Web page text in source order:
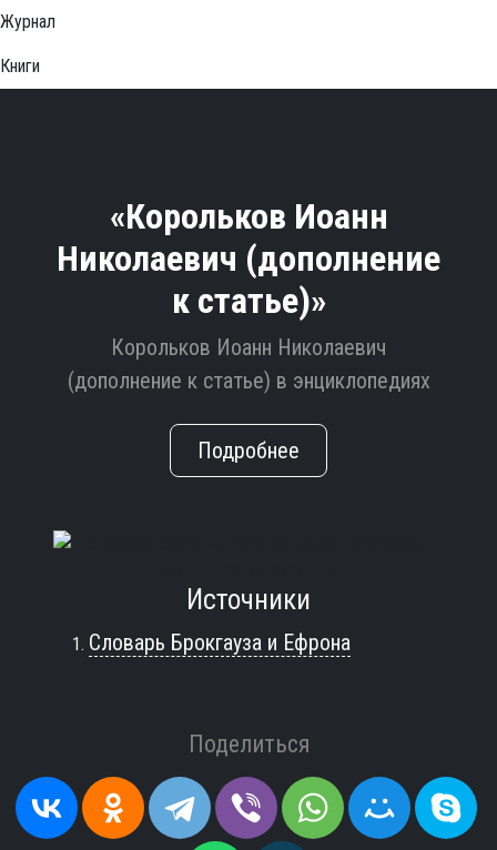
Журнал
Книги
«Корольков Иоанн
Николаевич (дополнение
к статье)»
Корольков Иоанн Николаевич
(дополнение к статье) в энциклопедиях
Подробнее
Источники
Словарь Брокгауза и Ефрона
Поделиться